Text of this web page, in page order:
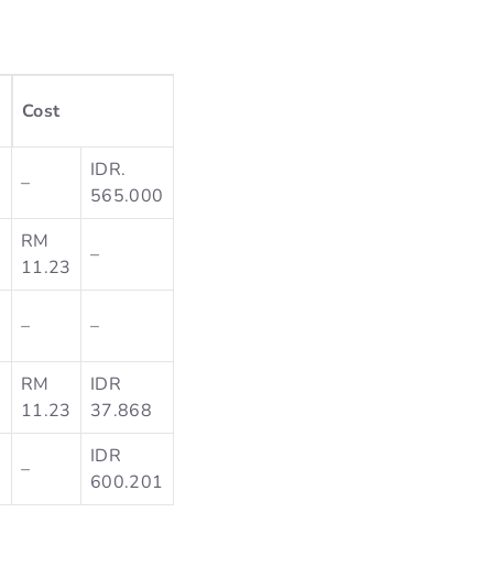
Cost
–
IDR.
565.000
RM
11.23
–
– –
RM
11.23
IDR
37.868
–
IDR
600.201